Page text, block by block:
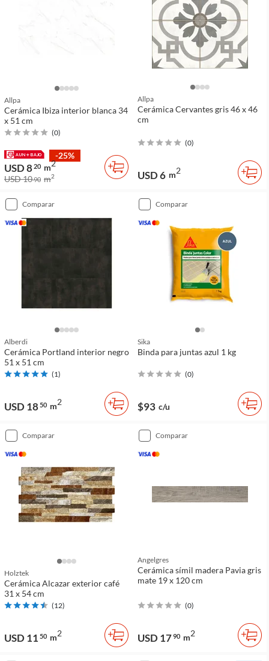
Allpa
Cerámica Ibiza interior blanca 34
x 51 cm
(0)
-25%
USD 820 m2
USD 1090 m2
Allpa
Cerámica Cervantes gris 46 x 46
cm
(0)
USD 6 m2
comparar
Alberdi
Cerámica Portland interior negro
51 x 51 cm
(1)
USD 18 50 m2
comparar
Sika
Binda para juntas azul 1 kg
(0)
$93 c/u
comparar
Holztek
Cerámica Alcazar exterior café
31 x 54 cm
(12)
USD 11 50 m2
comparar
Angelgres
Cerámica símil madera Pavia gris
mate 19 x 120 cm
(0)
USD 1790 m2